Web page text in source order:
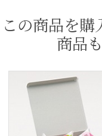
この商品を
商品